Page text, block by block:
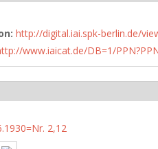
http://digital.iai.spk-berlin.de/
www.iaicat.de/DB=1/
2,12